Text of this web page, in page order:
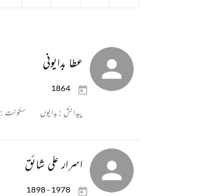
عطا بدایونی
1864
پیدائش : بدایوں سکونت :
اسرار علی شائق
1898 - 1978